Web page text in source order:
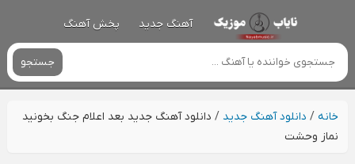
آهنگ جدید پخش آهنگ
جستجو
خانه/ دانلود آهنگ جدید / دانلود آهنگ جدید بعد اعلام جنگ بخونید
نماز وحشت